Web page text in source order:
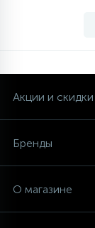
Акции и скидки
Бренды
О магазине